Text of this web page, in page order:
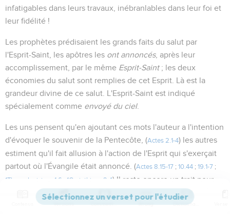
infatigables dans leurs travaux, inébranlables dans leur foi et
leur fidélité !
Les prophètes prédisaient les grands faits du salut par
l'Esprit-Saint, les apôtres les ont annoncés, après leur
accomplissement, par le même Esprit-Saint; les deux
économies du salut sont remplies de cet Esprit. Là est la
grandeur divine de ce salut. L'Esprit-Saint est indiqué
spécialement comme envoyé du ciel.
Les uns pensent qu'en ajoutant ces mots l'auteur a l'intention
d'évoquer le souvenir de la Pentecôte, (Actes 2.1-4) les autres
estiment qu'il fait allusion à l'action de l'Esprit qui s'exerçait
partout où l'Évangile était annoncé. (Actes 8.15-17 ; 10.44 ; 19.1-7 ;
1Thessaloniciens 1.6
1Corinthiens 2.4) Il reste encore un trait pour
achever le tableau, le désir des anges !
Versions Commentaires Strong